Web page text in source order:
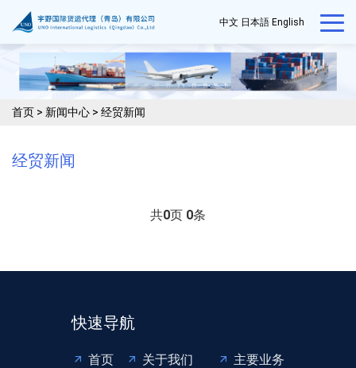
中文 日本語 English
首页 > 新闻中心 > 经贸新闻
经贸新闻
共0页 0条
快速导航
首页
关于我们
主要业务